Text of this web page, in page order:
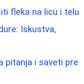
fleka na licu i telu
Iskustva,
pitanja i saveti pre